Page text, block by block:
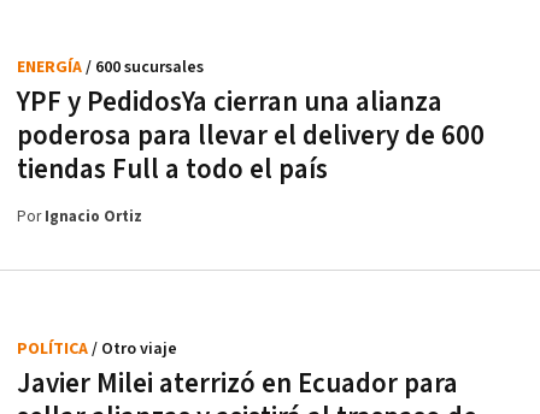
YPF y PedidosYa cierran una alianza
poderosa para llevar el delivery de 600
tiendas Full a todo el país
ENERGÍA/ 600 sucursales
PorIgnacio Ortiz
Javier Milei aterrizó en Ecuador para
POLÍTICA/ Otro viaje